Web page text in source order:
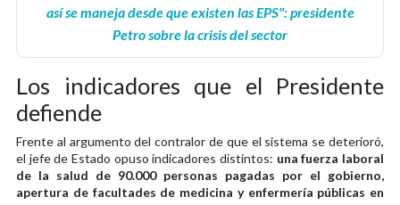
así se maneja desde que existen las EPS": presidente
Petro sobre la crisis del sector
Los indicadores que el Presidente
defiende
Frente al argumento del contralor de que el sistema se deterioró,
el jefe de Estado opuso indicadores distintos: una fuerza laboral
de la salud de 90.000 personas pagadas por el gobierno,
apertura de facultades de medicina y enfermería públicas en